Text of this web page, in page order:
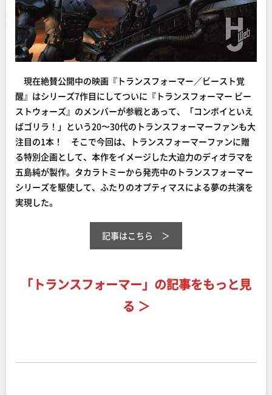
現在絶賛公開中の映画『トランスフォーマー／ビースト覚
醒』はシリーズ7作目にしてついに『トランスフォーマー ビー
ストウォーズ』のメンバーが参戦とあって、「コンボイといえ
ばゴリラ！」という20〜30代のトランスフォーマーファンも大
注目の1本！ そこで今回は、トランスフォーマーファンに贈
る特別企画として、本作をイメージした大迫力のディオラマを
五島純が製作。タカラトミーから発売中のトランスフォーマー
シリーズを駆使して、ふたりのオプティマスによる夢の共演を
実現した。
記事はこちら
「トランスフォーマー」の記事をもっと見
る ＞